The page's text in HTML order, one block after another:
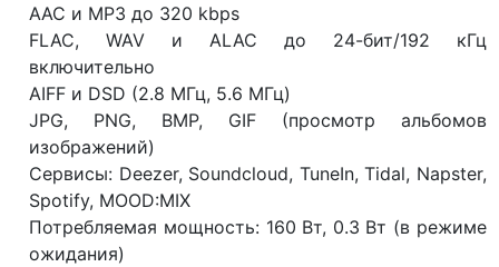
AAC и MP3 до 320 kbps
FLAC, WAV и ALAC до 24-бит/192 кГц
включительно
AIFF и DSD (2.8 МГц, 5.6 МГц)
JPG, PNG, BMP, GIF (просмотр альбомов
изображений)
Сервисы: Deezer, Soundcloud, TuneIn, Tidal, Napster,
Spotify, MOOD:MIX
Потребляемая мощность: 160 Вт, 0.3 Вт (в режиме
ожидания)